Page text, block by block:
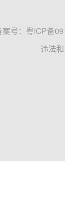
号： 粤ICP备
违法